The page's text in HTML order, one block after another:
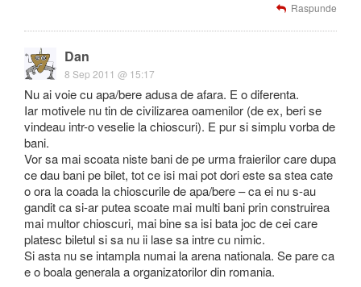
Raspunde
Dan
8 Sep 2011 @ 15:17
Nu ai voie cu apa/bere adusa de afara. E o diferenta.
Iar motivele nu tin de civilizarea oamenilor (de ex, beri se
vindeau intr-o veselie la chioscuri). E pur si simplu vorba de
bani.
Vor sa mai scoata niste bani de pe urma fraierilor care dupa
ce dau bani pe bilet, tot ce isi mai pot dori este sa stea cate
o ora la coada la chioscurile de apa/bere – ca ei nu s-au
gandit ca si-ar putea scoate mai multi bani prin construirea
mai multor chioscuri, mai bine sa isi bata joc de cei care
platesc biletul si sa nu ii lase sa intre cu nimic.
Si asta nu se intampla numai la arena nationala. Se pare ca
e o boala generala a organizatorilor din romania.